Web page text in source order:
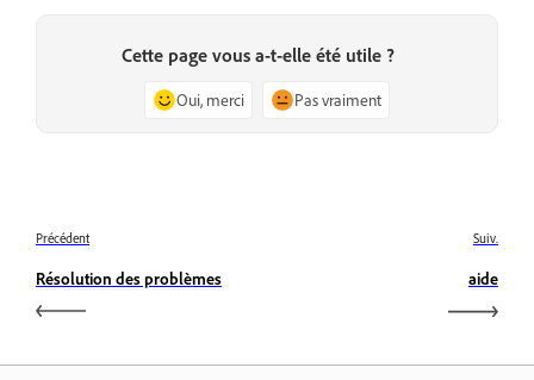
Cette page vous a-t-elle été utile ?
Oui, merci Pas vraiment
Précédent
Résolution des problèmes
Suiv.
aide